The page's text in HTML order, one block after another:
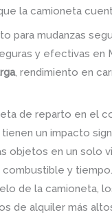
la camioneta
para mudanzas
y efectivas en
, rendimiento en
de reparto en el
un impacto
objetos en un solo
y
de la camioneta,
de alquiler más